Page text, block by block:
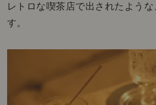
レトロな喫茶店で出されたよう
す。